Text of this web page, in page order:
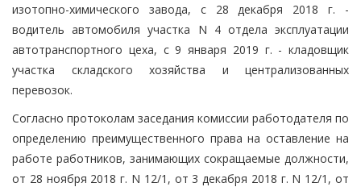
изотопно-химического завода, с 28 декабря 2018 г. -
водитель автомобиля участка N 4 отдела эксплуатации
автотранспортного цеха, с 9 января 2019 г. - кладовщик
участка складского хозяйства и централизованных
перевозок.
Согласно протоколам заседания комиссии работодателя по
определению преимущественного права на оставление на
работе работников, занимающих сокращаемые должности,
от 28 ноября 2018 г. N 12/1, от 3 декабря 2018 г. N 12/1, от